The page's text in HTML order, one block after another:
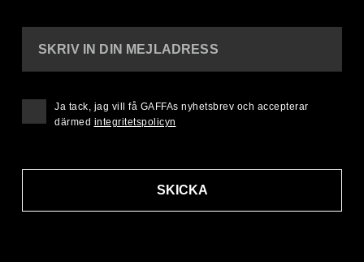
SKRIV IN DIN MEJLADRESS
SKICKA
Ja tack, jag vill få GAFFAs nyhetsbrev och accepterar
därmed integritetspolicyn